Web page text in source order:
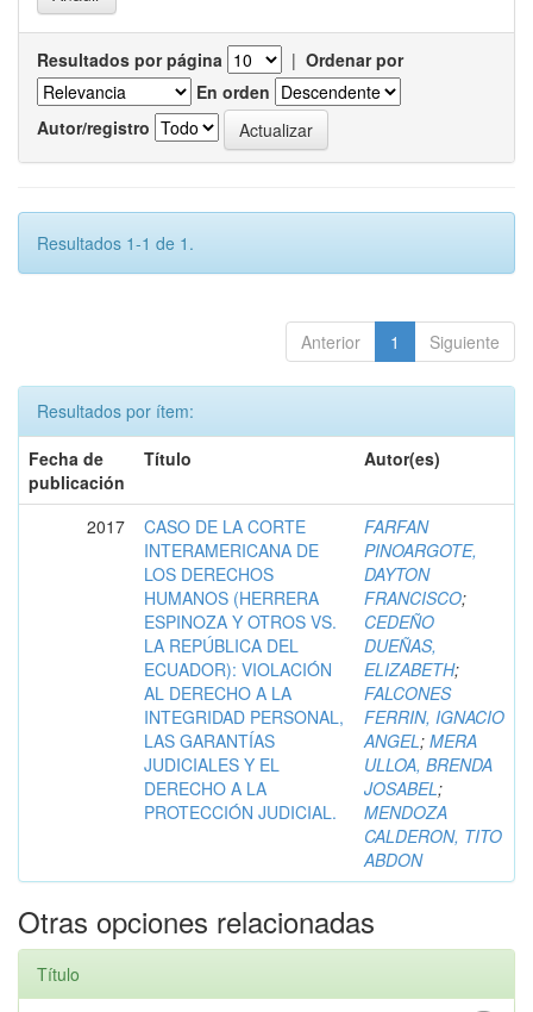
Resultados por página | Ordenar por
En orden
Autor/registro
Resultados 1-1 de 1.
Anterior 1 Siguiente
Resultados por ítem:
Fecha de
publicación
Título Autor(es)
2017
CASO DE LA CORTE
INTERAMERICANA DE
LOS DERECHOS
HUMANOS (HERRERA
ESPINOZA Y OTROS VS.
LA REPÚBLICA DEL
ECUADOR): VIOLACIÓN
AL DERECHO A LA
INTEGRIDAD PERSONAL,
LAS GARANTÍAS
JUDICIALES Y EL
DERECHO A LA
PROTECCIÓN JUDICIAL.
FARFAN
PINOARGOTE,
DAYTON
FRANCISCO;
CEDEÑO
DUEÑAS,
ELIZABETH;
FALCONES
FERRIN, IGNACIO
ANGEL; MERA
ULLOA, BRENDA
JOSABEL;
MENDOZA
CALDERON, TITO
ABDON
Otras opciones relacionadas
Título